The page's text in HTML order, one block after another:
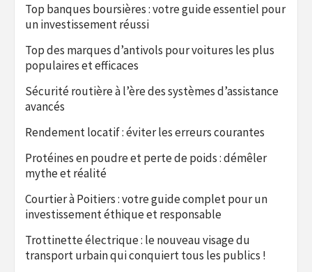
Top banques boursières : votre guide essentiel pour
un investissement réussi
Top des marques d’antivols pour voitures les plus
populaires et efficaces
Sécurité routière à l’ère des systèmes d’assistance
avancés
Rendement locatif : éviter les erreurs courantes
Protéines en poudre et perte de poids : démêler
mythe et réalité
Courtier à Poitiers : votre guide complet pour un
investissement éthique et responsable
Trottinette électrique : le nouveau visage du
transport urbain qui conquiert tous les publics !